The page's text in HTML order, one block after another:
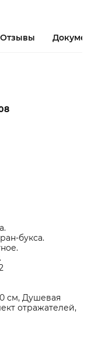
Отзывы
букса.
см, Душевая
отражателей,